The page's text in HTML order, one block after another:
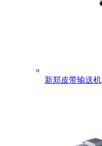
新郑皮带输送机